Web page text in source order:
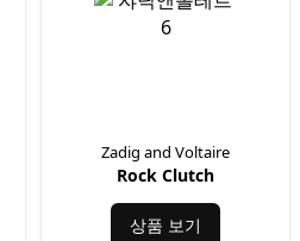
Zadig and Voltaire
Rock Clutch
상품 보기